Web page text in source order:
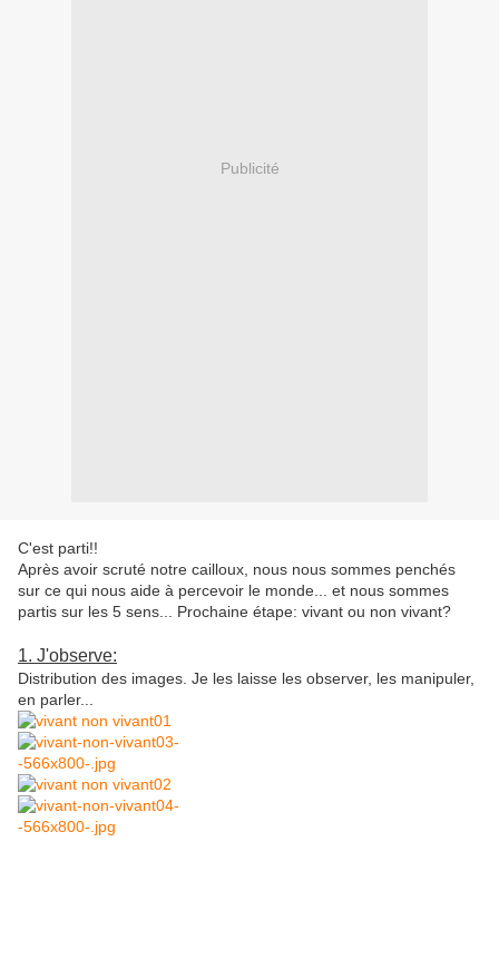
Publicité
C'est parti!!
Après avoir scruté notre cailloux, nous nous sommes penchés
sur ce qui nous aide à percevoir le monde... et nous sommes
partis sur les 5 sens... Prochaine étape: vivant ou non vivant?
1. J'observe:
Distribution des images. Je les laisse les observer, les manipuler,
en parler...